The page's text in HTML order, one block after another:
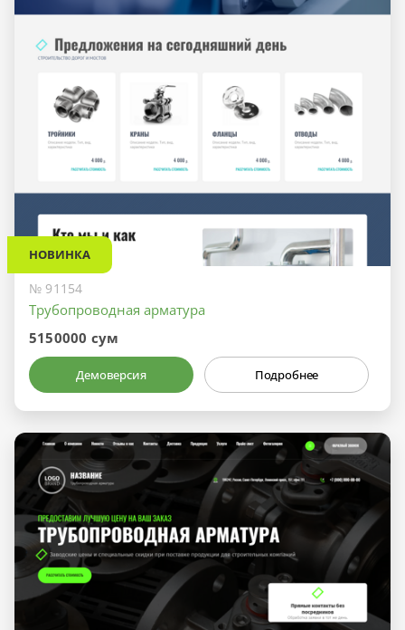
НОВИНКА
№ 91154
Трубопроводная арматура
5150000 сум
Демоверсия Подробнее